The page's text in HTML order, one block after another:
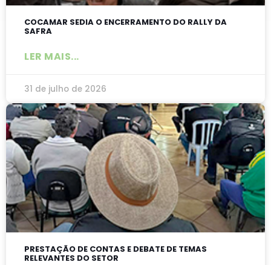
COCAMAR SEDIA O ENCERRAMENTO DO RALLY DA
SAFRA
LER MAIS...
31 de julho de 2026
PRESTAÇÃO DE CONTAS E DEBATE DE TEMAS
RELEVANTES DO SETOR